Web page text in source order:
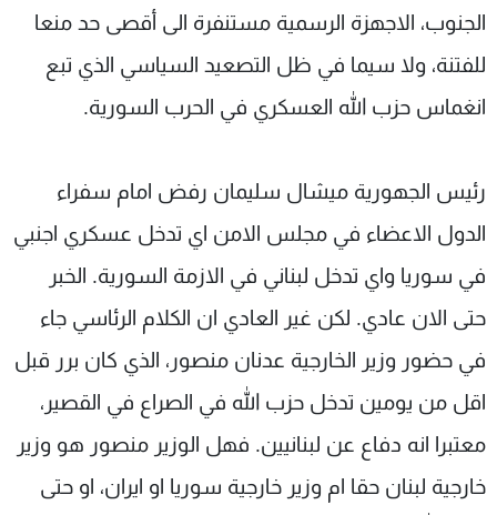
الجنوب، الاجهزة الرسمية مستنفرة الى أقصى حد منعا
للفتنة، ولا سيما في ظل التصعيد السياسي الذي تبع
انغماس حزب الله العسكري في الحرب السورية.
رئيس الجهورية ميشال سليمان رفض امام سفراء
الدول الاعضاء في مجلس الامن اي تدخل عسكري اجنبي
في سوريا واي تدخل لبناني في الازمة السورية. الخبر
حتى الان عادي. لكن غير العادي ان الكلام الرئاسي جاء
في حضور وزير الخارجية عدنان منصور، الذي كان برر قبل
اقل من يومين تدخل حزب الله في الصراع في القصير،
معتبرا انه دفاع عن لبنانيين. فهل الوزير منصور هو وزير
خارجية لبنان حقا ام وزير خارجية سوريا او ايران، او حتى
جدول البرامج
شاهد البرامج
عن MTV
الإنـتـاج
وظائف
تواصل معنا
شروط الإسـتخدام
سياسة الخصوصية